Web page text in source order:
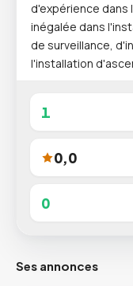
d'expérience dans
inégalée dans
de surveillance,
l'installation
1
0,0
0
Ses annonces